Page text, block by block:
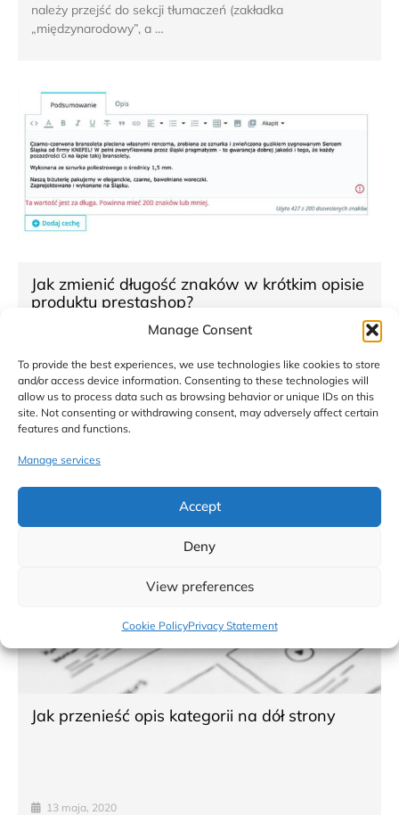
Manage Consent
To provide the best experiences, we use technologies like cookies to store
and/or access device information. Consenting to these technologies will
allow us to process data such as browsing behavior or unique IDs on this
site. Not consenting or withdrawing consent, may adversely affect certain
features and functions.
Manage services
Accept
Deny
View preferences
Cookie PolicyPrivacy Statement
należy przejść do sekcji tłumaczeń (zakładka
„międzynarodowy”, a …
Jak zmienić długość znaków w krótkim opisie
produktu prestashop?
21 października, 2021
Twój krótki opis produktu w Prestashop się nie mieści i
aplikacja wyrzuca błąd że opis jest zbyt długi? Wystarczy
Jak przenieść opis kategorii na dół strony
13 maja, 2020